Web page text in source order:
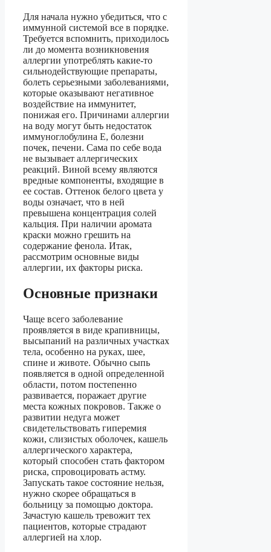
Для начала нужно убедиться, что с
иммунной системой все в порядке.
Требуется вспомнить, приходилось
ли до момента возникновения
аллергии употреблять какие-то
сильнодействующие препараты,
болеть серьезными заболеваниями,
которые оказывают негативное
воздействие на иммунитет,
понижая его. Причинами аллергии
на воду могут быть недостаток
иммуноглобулина Е, болезни
почек, печени. Сама по себе вода
не вызывает аллергических
реакций. Виной всему являются
вредные компоненты, входящие в
ее состав. Оттенок белого цвета у
воды означает, что в ней
превышена концентрация солей
кальция. При наличии аромата
краски можно грешить на
содержание фенола. Итак,
рассмотрим основные виды
аллергии, их факторы риска.
Основные признаки
Чаще всего заболевание
проявляется в виде крапивницы,
высыпаний на различных участках
тела, особенно на руках, шее,
спине и животе. Обычно сыпь
появляется в одной определенной
области, потом постепенно
развивается, поражает другие
места кожных покровов. Также о
развитии недуга может
свидетельствовать гиперемия
кожи, слизистых оболочек, кашель
аллергического характера,
который способен стать фактором
риска, спровоцировать астму.
Запускать такое состояние нельзя,
нужно скорее обращаться в
больницу за помощью доктора.
Зачастую кашель тревожит тех
пациентов, которые страдают
аллергией на хлор.